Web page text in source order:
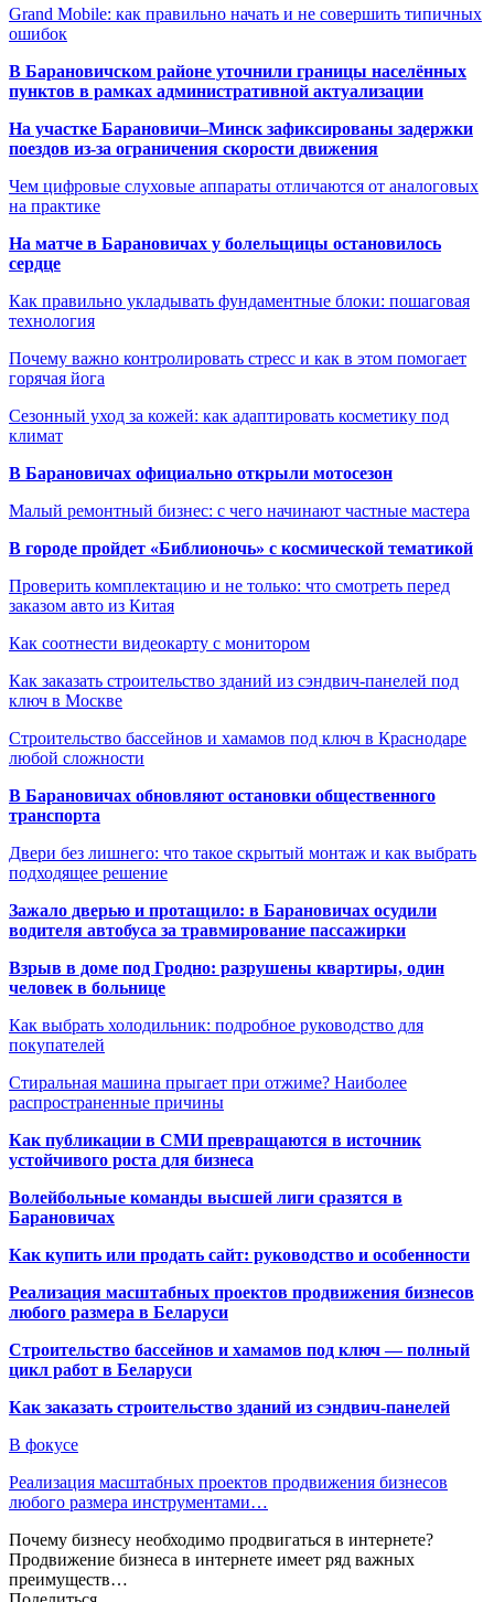
Grand Mobile: как правильно начать и не совершить типичных
ошибок
В Барановичском районе уточнили границы населённых
пунктов в рамках административной актуализации
На участке Барановичи–Минск зафиксированы задержки
поездов из-за ограничения скорости движения
Чем цифровые слуховые аппараты отличаются от аналоговых
на практике
На матче в Барановичах у болельщицы остановилось
сердце
Как правильно укладывать фундаментные блоки: пошаговая
технология
Почему важно контролировать стресс и как в этом помогает
горячая йога
Сезонный уход за кожей: как адаптировать косметику под
климат
В Барановичах официально открыли мотосезон
Малый ремонтный бизнес: с чего начинают частные мастера
В городе пройдет «Библионочь» с космической тематикой
Проверить комплектацию и не только: что смотреть перед
заказом авто из Китая
Как соотнести видеокарту с монитором
Как заказать строительство зданий из сэндвич-панелей под
ключ в Москве
Строительство бассейнов и хамамов под ключ в Краснодаре
любой сложности
В Барановичах обновляют остановки общественного
транспорта
Двери без лишнего: что такое скрытый монтаж и как выбрать
подходящее решение
Зажало дверью и протащило: в Барановичах осудили
водителя автобуса за травмирование пассажирки
Взрыв в доме под Гродно: разрушены квартиры, один
человек в больнице
Как выбрать холодильник: подробное руководство для
покупателей
Стиральная машина прыгает при отжиме? Наиболее
распространенные причины
Как публикации в СМИ превращаются в источник
устойчивого роста для бизнеса
Волейбольные команды высшей лиги сразятся в
Барановичах
Как купить или продать сайт: руководство и особенности
Реализация масштабных проектов продвижения бизнесов
любого размера в Беларуси
Строительство бассейнов и хамамов под ключ — полный
цикл работ в Беларуси
Как заказать строительство зданий из сэндвич-панелей
В фокусе
Реализация масштабных проектов продвижения бизнесов
любого размера инструментами…
Почему бизнесу необходимо продвигаться в интернете?
Продвижение бизнеса в интернете имеет ряд важных
преимуществ…